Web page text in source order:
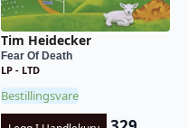
Tim Heidecker
Fear Of Death
LP - LTD
Bestillingsvare